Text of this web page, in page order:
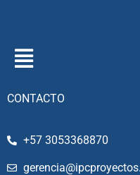
CONTACTO
+57 3053368870